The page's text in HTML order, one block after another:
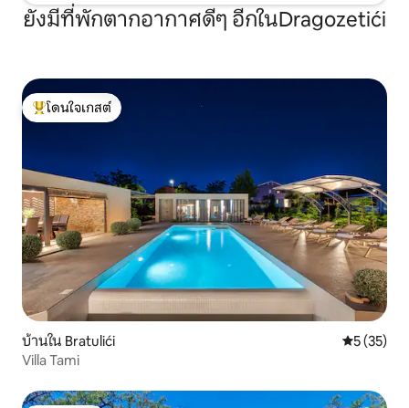
ยังมีที่พักตากอากาศดีๆ อีกในDragozetići
โดนใจเกสต์ที่สุด
โดนใจเกสต์
บ้านใน Bratulići คะแนนเฉลี่
5 (35)
Villa Tami